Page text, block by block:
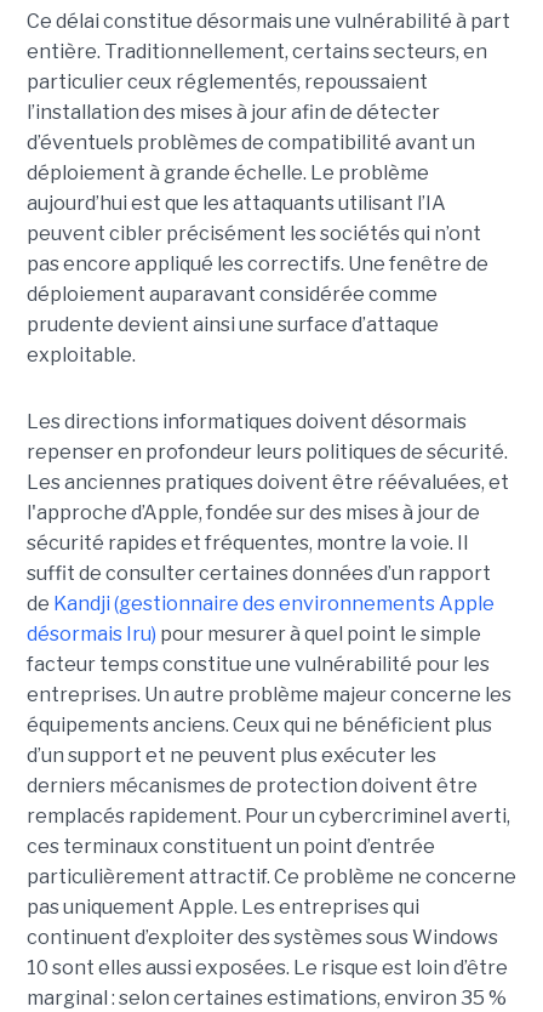
Ce délai constitue désormais une vulnérabilité à part
entière. Traditionnellement, certains secteurs, en
particulier ceux réglementés, repoussaient
l’installation des mises à jour afin de détecter
d’éventuels problèmes de compatibilité avant un
déploiement à grande échelle. Le problème
aujourd’hui est que les attaquants utilisant l’IA
peuvent cibler précisément les sociétés qui n’ont
pas encore appliqué les correctifs. Une fenêtre de
déploiement auparavant considérée comme
prudente devient ainsi une surface d’attaque
exploitable.
Les directions informatiques doivent désormais
repenser en profondeur leurs politiques de sécurité.
Les anciennes pratiques doivent être réévaluées, et
l'approche d’Apple, fondée sur des mises à jour de
sécurité rapides et fréquentes, montre la voie. Il
suffit de consulter certaines données d’un rapport
de Kandji (gestionnaire des environnements Apple
désormais Iru) pour mesurer à quel point le simple
facteur temps constitue une vulnérabilité pour les
entreprises. Un autre problème majeur concerne les
équipements anciens. Ceux qui ne bénéficient plus
d’un support et ne peuvent plus exécuter les
derniers mécanismes de protection doivent être
remplacés rapidement. Pour un cybercriminel averti,
ces terminaux constituent un point d’entrée
particulièrement attractif. Ce problème ne concerne
pas uniquement Apple. Les entreprises qui
continuent d’exploiter des systèmes sous Windows
10 sont elles aussi exposées. Le risque est loin d’être
marginal : selon certaines estimations, environ 35 %